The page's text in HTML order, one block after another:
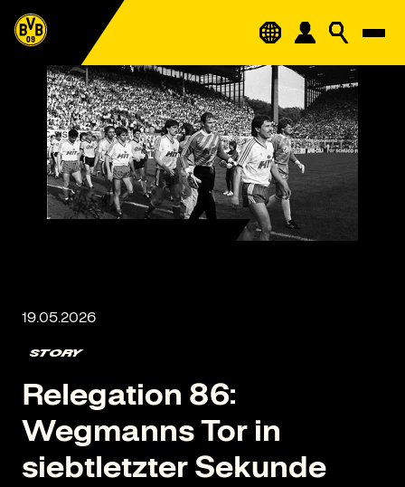
STORY
Relegation 86:
Wegmanns Tor in
siebtletzter Sekunde